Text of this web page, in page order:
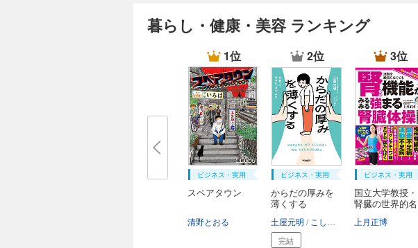
暮らし・健康・美容 ランキング
1位
ビジネス・実用
スペアタウン
清野とおる
2位
ビジネス・実用
からだの厚みを
薄くする
土屋元明 こしいみほ
完結
3位
ビジネス・実用
国立大学教授・
腎臓の世界的名
上月正博